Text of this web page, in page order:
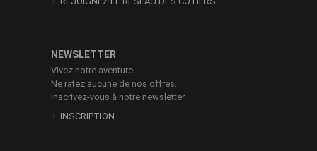
NEWSLETTER
Vivez notre aventure.
Ne ratez aucune de nos offres.
Inscrivez-vous à notre newsletter.
INSCRIPTION